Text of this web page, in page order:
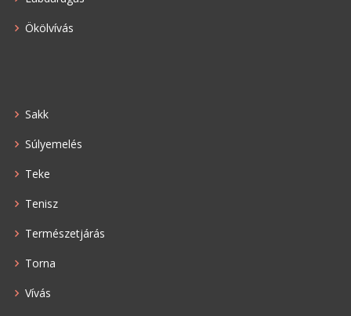
Ökölvívás
Sakk
Súlyemelés
Teke
Tenisz
Természetjárás
Torna
Vívás